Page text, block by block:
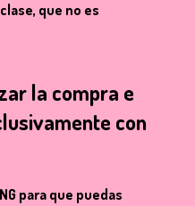
que no es
la compra e
con
para que puedas